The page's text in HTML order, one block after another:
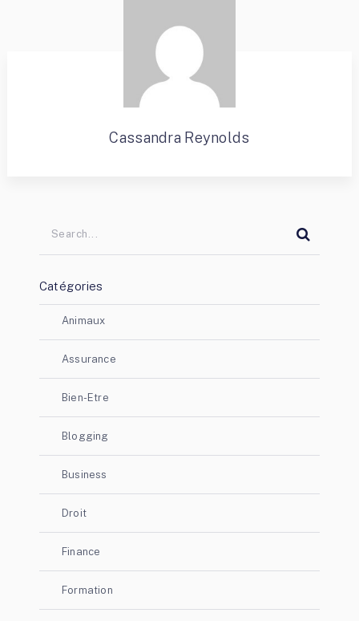
Cassandra Reynolds
Catégories
Animaux
Assurance
Bien-Etre
Blogging
Business
Droit
Finance
Formation